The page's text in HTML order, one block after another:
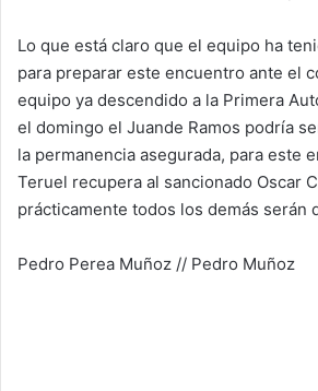
Lo que está claro que el equipo ha
para preparar este encuentro ante el
equipo ya descendido a la Primera
el domingo el Juande Ramos podría
la permanencia asegurada, para este
Teruel recupera al sancionado Oscar
prácticamente todos los demás serán
Pedro Perea Muñoz // Pedro Muñoz